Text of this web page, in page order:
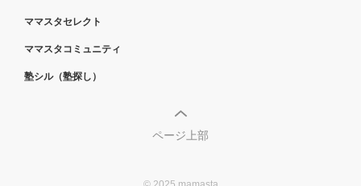
ママスタセレクト
ママスタコミュニティ
塾シル（塾探し）
ページ上部